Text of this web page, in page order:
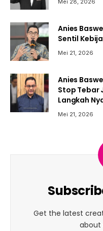
Mei 28, 2026
Anies
Sentil
Mei 21, 2026
Anies
Stop Tebar
Langkah
Mei 21, 2026
Get the latest
about